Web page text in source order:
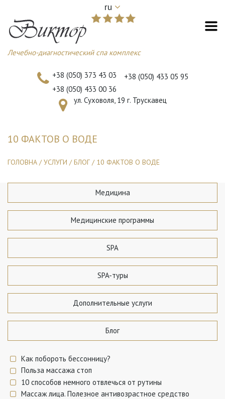
ru
Лечебно-диагностический спа комплекс
+38 (050) 373 43 03
+38 (050) 433 00 36
+38 (050) 433 05 95
ул. Суховоля, 19 г. Трускавец
10 ФАКТОВ О ВОДЕ
ГОЛОВНА /УСЛУГИ /БЛОГ / 10 ФАКТОВ О ВОДЕ
Медицина
Медицинские программы
SPA
SPA-туры
Дополнительные услуги
Блог
Как побороть бессонницу?
Польза массажа стоп
10 способов немного отвлечься от рутины
Массаж лица. Полезное антивозрастное средство